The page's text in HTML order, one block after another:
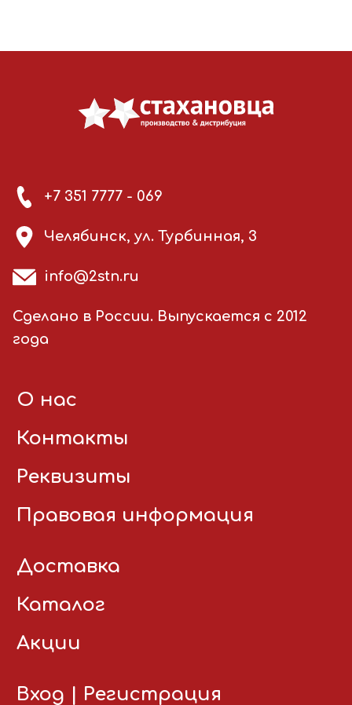
+7 351 7777 - 069
Челябинск, ул. Турбинная, 3
info@2stn.ru
Сделано в России. Выпускается с 2012
года
О нас
Контакты
Реквизиты
Правовая информация
Доставка
Каталог
Акции
Вход Регистрация